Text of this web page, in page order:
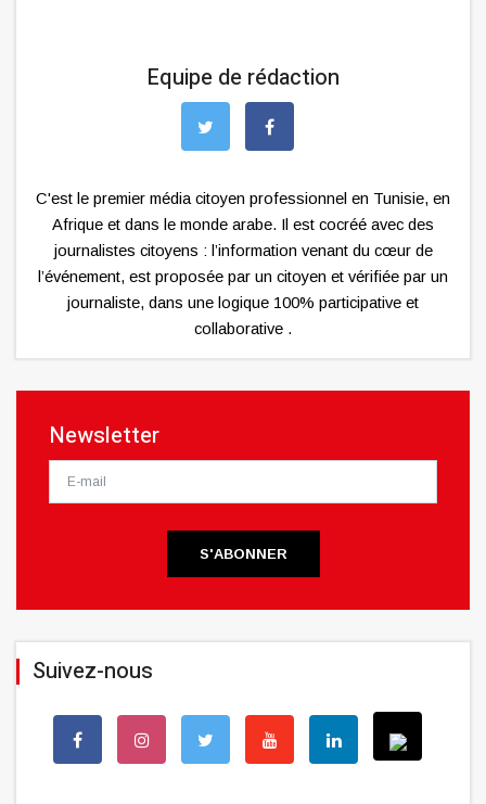
Equipe de rédaction
C'est le premier média citoyen professionnel en Tunisie, en
Afrique et dans le monde arabe. Il est cocréé avec des
journalistes citoyens : l’information venant du cœur de
l’événement, est proposée par un citoyen et vérifiée par un
journaliste, dans une logique 100% participative et
collaborative .
Newsletter
S'ABONNER
Suivez-nous